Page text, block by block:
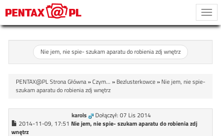
Nie jem, nie spie- szukam aparatu do robienia zdj wnętrz
PENTAX@PL Strona Główna»Czym... » Bezlusterkowce» Nie jem, nie spie-
szukam aparatu do robienia zdj wnętrz
karols
Dołączył: 07 Lis 2014
2014-11-09, 17:51 Nie jem, nie spie- szukam aparatu do robienia zdj
wnętrz